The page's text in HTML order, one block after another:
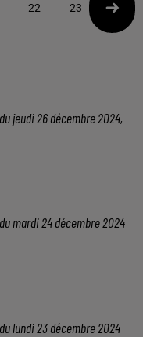
22 23 24
jeudi 26 décembre 2024,
mardi 24 décembre 2024
lundi 23 décembre 2024